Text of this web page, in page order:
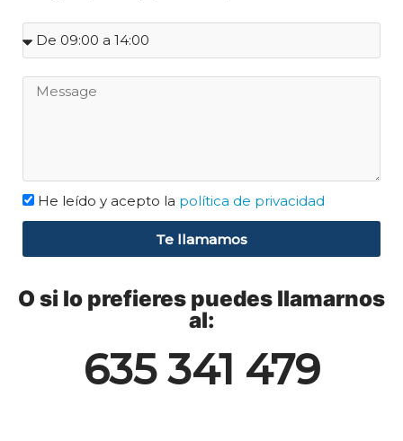
He leído y acepto la política de privacidad
Te llamamos
O si lo prefieres puedes llamarnos
al:
635 341 479